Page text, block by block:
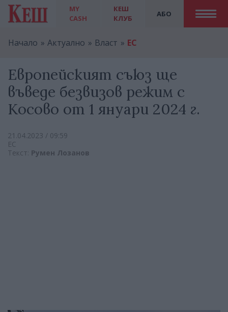
MY
CASH
АБО
КЕШ
КЛУБ
Начало Актуално Власт ЕС
Европейският съюз ще
въведе безвизов режим с
Косово от 1 януари 2024 г.
21.04.2023 / 09:59
ЕС
Текст: Румен Лозанов